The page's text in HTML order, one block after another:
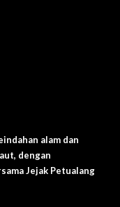
alam dan
dengan
Jejak Petualang